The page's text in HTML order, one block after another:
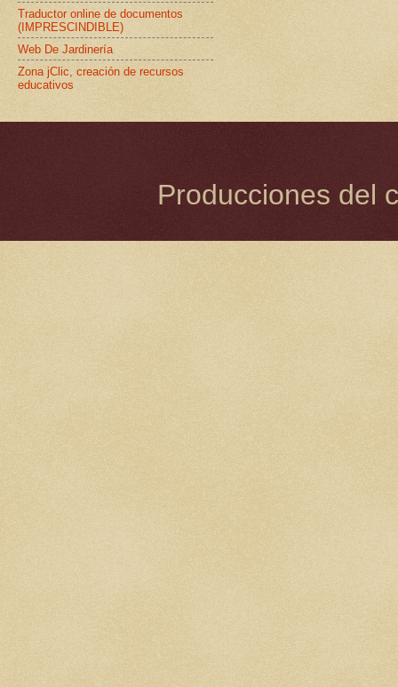
Traductor online de documentos
(IMPRESCINDIBLE)
Web De Jardinería
Zona jClic, creación de recursos
educativos
Producciones del